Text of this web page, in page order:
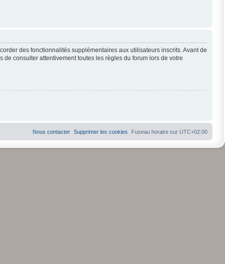
des fonctionnalités supplémentaires aux utilisateurs inscrits. Avant de
consulter attentivement toutes les règles du forum lors de votre
Fuseau horaire sur UTC+02:00
Supprimer les cookies
Nous contacter